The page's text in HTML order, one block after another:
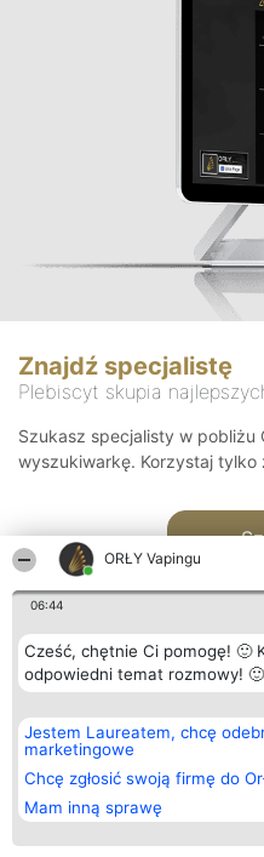
ORŁY Vapingu
06:44
Cześć, chętnie Ci pomogę! 🙂
odpowiedni temat rozmowy! 🙂
Jestem Laureatem, chcę
marketingowe
Chcę zgłosić swoją firmę do
Mam inną sprawę
Znajdź specjalistę
Plebiscyt skupia
Szukasz specjalisty w pobliżu
wyszukiwarkę. Korzystaj tylko
Organizator plebiscytu
Bright Side Solutions sp. z o.
o. sp. k.
ul. Ruska 22
Wrocław 50-079
KRS 0000749100 | Regon
381313360 | NIP 8943132676